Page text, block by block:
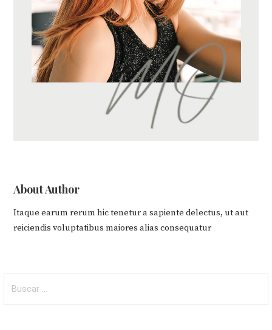
About Author
Itaque earum rerum hic tenetur a sapiente delectus, ut aut
reiciendis voluptatibus maiores alias consequatur